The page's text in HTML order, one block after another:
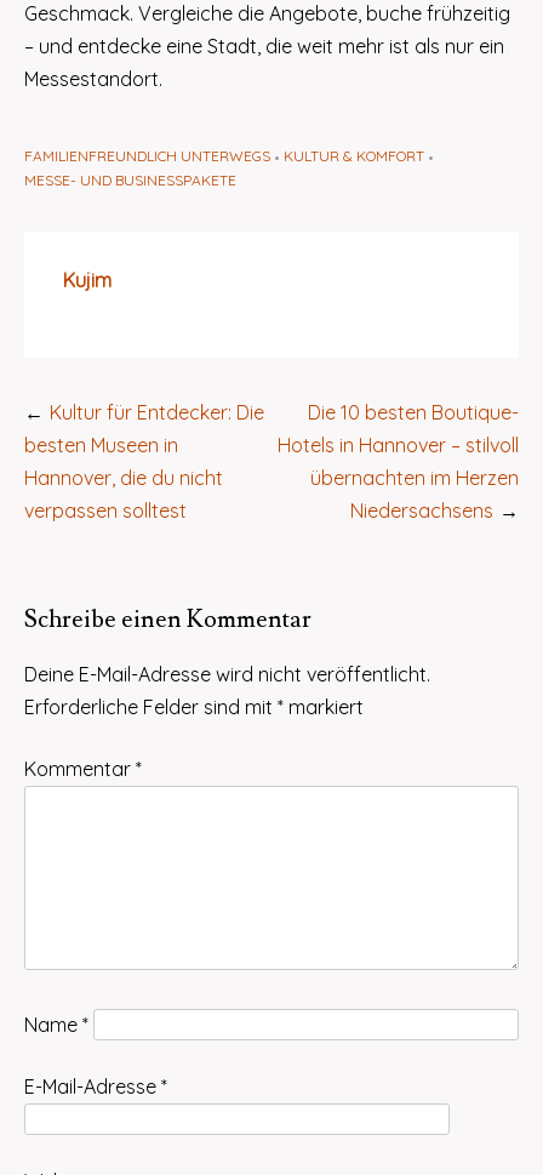
Geschmack. Vergleiche die Angebote, buche frühzeitig
– und entdecke eine Stadt, die weit mehr ist als nur ein
Messestandort.
FAMILIENFREUNDLICH UNTERWEGS
KULTUR & KOMFORT
MESSE- UND BUSINESSPAKETE
Kujim
Beitragsnavigation
Kultur für Entdecker: Die
besten Museen in
Hannover, die du nicht
verpassen solltest
Die 10 besten Boutique-
Hotels in Hannover – stilvoll
übernachten im Herzen
Niedersachsens
Schreibe einen Kommentar
Deine E-Mail-Adresse wird nicht veröffentlicht.
Erforderliche Felder sind mit * markiert
Kommentar *
Name *
E-Mail-Adresse *